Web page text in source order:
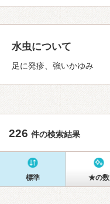
水虫について
足に発疹、強いかゆみ
226 件の検索結果
標準 ★の数